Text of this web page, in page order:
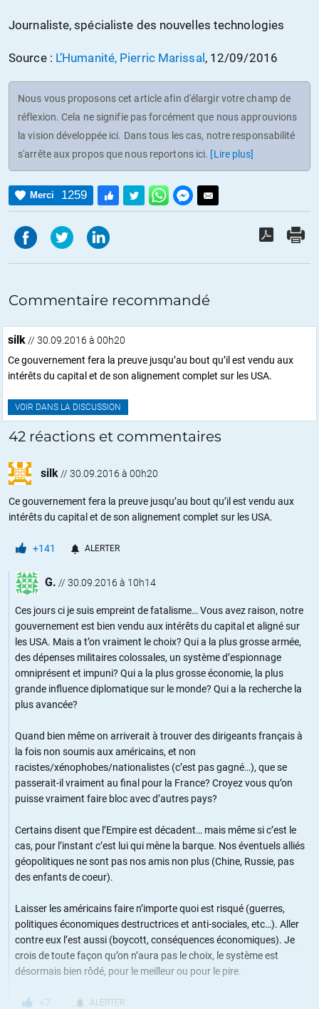
Journaliste, spécialiste des nouvelles technologies
Source : L’Humanité, Pierric Marissal, 12/09/2016
Nous vous proposons cet article afin d'élargir votre champ de
réflexion. Cela ne signifie pas forcément que nous approuvions
la vision développée ici. Dans tous les cas, notre responsabilité
s'arrête aux propos que nous reportons ici. [Lire plus]
Merci 1259
Commentaire recommandé
silk // 30.09.2016 à 00h20
Ce gouvernement fera la preuve jusqu’au bout qu’il est vendu aux
intérêts du capital et de son alignement complet sur les USA.
VOIR DANS LA DISCUSSION
42 réactions et commentaires
silk // 30.09.2016 à 00h20
Ce gouvernement fera la preuve jusqu’au bout qu’il est vendu aux
intérêts du capital et de son alignement complet sur les USA.
+141 ALERTER
G. // 30.09.2016 à 10h14
Ces jours ci je suis empreint de fatalisme… Vous avez raison, notre
gouvernement est bien vendu aux intérêts du capital et aligné sur
les USA. Mais a t’on vraiment le choix? Qui a la plus grosse armée,
des dépenses militaires colossales, un système d’espionnage
omniprésent et impuni? Qui a la plus grosse économie, la plus
grande influence diplomatique sur le monde? Qui a la recherche la
plus avancée?
Quand bien même on arriverait à trouver des dirigeants français à
la fois non soumis aux américains, et non
racistes/xénophobes/nationalistes (c’est pas gagné…), que se
passerait-il vraiment au final pour la France? Croyez vous qu’on
puisse vraiment faire bloc avec d’autres pays?
Certains disent que l’Empire est décadent… mais même si c’est le
cas, pour l’instant c’est lui qui mène la barque. Nos éventuels alliés
géopolitiques ne sont pas nos amis non plus (Chine, Russie, pas
des enfants de coeur).
Laisser les américains faire n’importe quoi est risqué (guerres,
politiques économiques destructrices et anti-sociales, etc…). Aller
contre eux l’est aussi (boycott, conséquences économiques). Je
crois de toute façon qu’on n’aura pas le choix, le système est
désormais bien rôdé, pour le meilleur ou pour le pire.
+7 ALERTER